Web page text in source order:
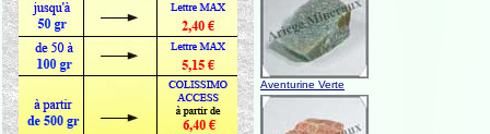
Aventurine Verte